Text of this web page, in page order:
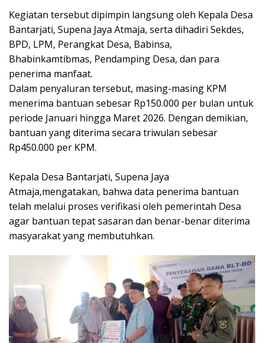
‎Kegiatan tersebut dipimpin langsung oleh Kepala Desa
Bantarjati, Supena Jaya Atmaja, serta dihadiri Sekdes,
BPD, LPM, Perangkat Desa, Babinsa,
Bhabinkamtibmas, Pendamping Desa, dan para
penerima manfaat.
‎Dalam penyaluran tersebut, masing-masing KPM
menerima bantuan sebesar Rp150.000 per bulan untuk
periode Januari hingga Maret 2026. Dengan demikian,
bantuan yang diterima secara triwulan sebesar
Rp450.000 per KPM.
‎Kepala Desa Bantarjati, Supena Jaya
Atmaja,mengatakan, bahwa data penerima bantuan
telah melalui proses verifikasi oleh pemerintah Desa
agar bantuan tepat sasaran dan benar-benar diterima
masyarakat yang membutuhkan.